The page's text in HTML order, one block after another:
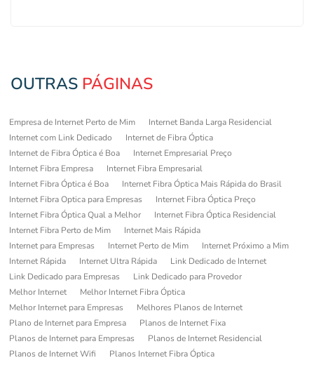
OUTRAS PÁGINAS
Empresa de Internet Perto de Mim
Internet Banda Larga Residencial
Internet com Link Dedicado
Internet de Fibra Óptica
Internet de Fibra Óptica é Boa
Internet Empresarial Preço
Internet Fibra Empresa
Internet Fibra Empresarial
Internet Fibra Óptica é Boa
Internet Fibra Óptica Mais Rápida do Brasil
Internet Fibra Optica para Empresas
Internet Fibra Óptica Preço
Internet Fibra Óptica Qual a Melhor
Internet Fibra Óptica Residencial
Internet Fibra Perto de Mim
Internet Mais Rápida
Internet para Empresas
Internet Perto de Mim
Internet Próximo a Mim
Internet Rápida
Internet Ultra Rápida
Link Dedicado de Internet
Link Dedicado para Empresas
Link Dedicado para Provedor
Melhor Internet
Melhor Internet Fibra Óptica
Melhor Internet para Empresas
Melhores Planos de Internet
Plano de Internet para Empresa
Planos de Internet Fixa
Planos de Internet para Empresas
Planos de Internet Residencial
Planos de Internet Wifi
Planos Internet Fibra Óptica